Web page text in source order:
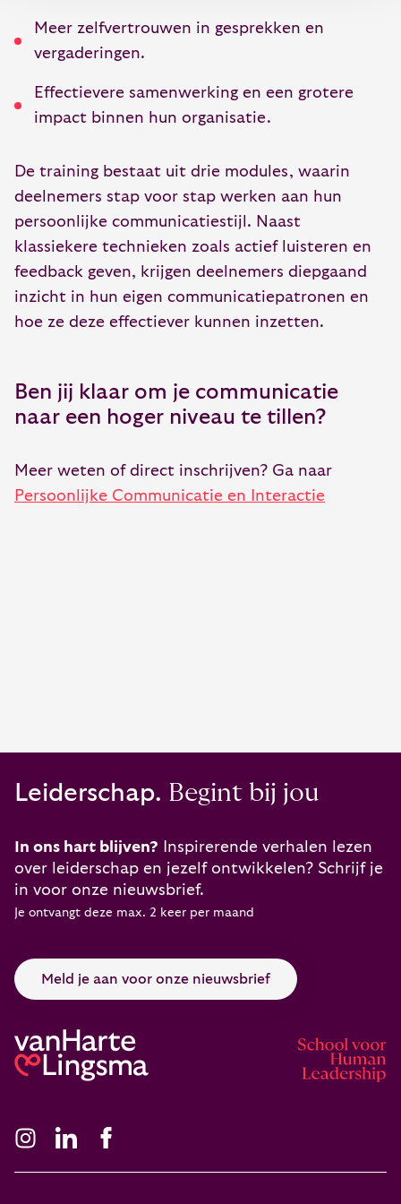
Meer zelfvertrouwen in gesprekken en
vergaderingen.
Effectievere samenwerking en een grotere
impact binnen hun organisatie.
De training bestaat uit drie modules, waarin
deelnemers stap voor stap werken aan hun
persoonlijke communicatiestijl. Naast
klassiekere technieken zoals actief luisteren en
feedback geven, krijgen deelnemers diepgaand
inzicht in hun eigen communicatiepatronen en
hoe ze deze effectiever kunnen inzetten.
Ben jij klaar om je communicatie
naar een hoger niveau te tillen?
Meer weten of direct inschrijven? Ga naar
Persoonlijke Communicatie en Interactie
Leiderschap. Begint bij jou
In ons hart blijven? Inspirerende verhalen lezen
over leiderschap en jezelf ontwikkelen? Schrijf je
in voor onze nieuwsbrief.
Je ontvangt deze max. 2 keer per maand
Meld je aan voor onze nieuwsbrief